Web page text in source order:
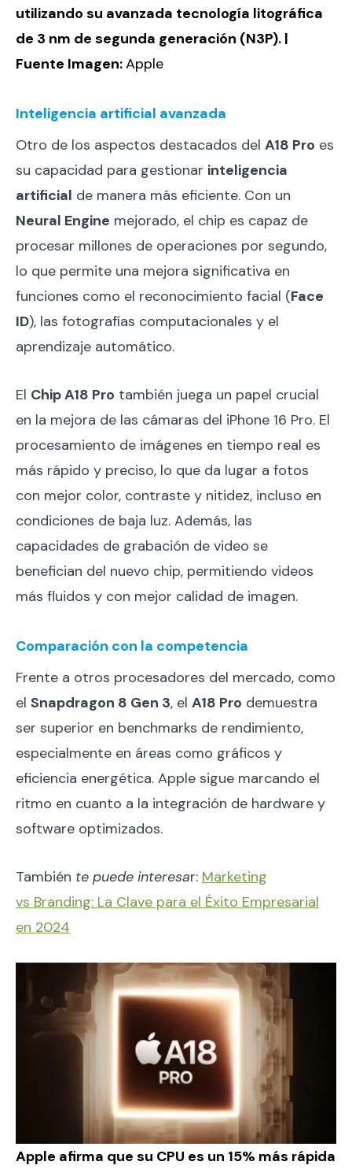
utilizando su avanzada tecnología litográfica
de 3 nm de segunda generación (N3P). |
Fuente Imagen:Apple
Inteligencia artificial avanzada
Otro de los aspectos destacados del A18 Pro es
su capacidad para gestionar inteligencia
artificial de manera más eficiente. Con un
Neural Engine mejorado, el chip es capaz de
procesar millones de operaciones por segundo,
lo que permite una mejora significativa en
funciones como el reconocimiento facial (Face
ID), las fotografías computacionales y el
aprendizaje automático.
El Chip A18 Pro también juega un papel crucial
en la mejora de las cámaras del iPhone 16 Pro. El
procesamiento de imágenes en tiempo real es
más rápido y preciso, lo que da lugar a fotos
con mejor color, contraste y nitidez, incluso en
condiciones de baja luz. Además, las
capacidades de grabación de video se
benefician del nuevo chip, permitiendo videos
más fluidos y con mejor calidad de imagen.
Comparación con la competencia
Frente a otros procesadores del mercado, como
el Snapdragon 8 Gen 3, el A18 Pro demuestra
ser superior en benchmarks de rendimiento,
especialmente en áreas como gráficos y
eficiencia energética. Apple sigue marcando el
ritmo en cuanto a la integración de hardware y
software optimizados.
También te puede interesar: Marketing
vs Branding: La Clave para el Éxito Empresarial
en 2024
Apple afirma que su CPU es un 15% más rápida